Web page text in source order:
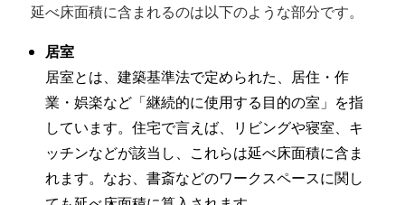
延べ床面積に含まれるのは以下のような部分です。
居室
居室とは、建築基準法で定められた、居住・作
業・娯楽など「継続的に使用する目的の室」を指
しています。住宅で言えば、リビングや寝室、キ
ッチンなどが該当し、これらは延べ床面積に含ま
れます。なお、書斎などのワークスペースに関し